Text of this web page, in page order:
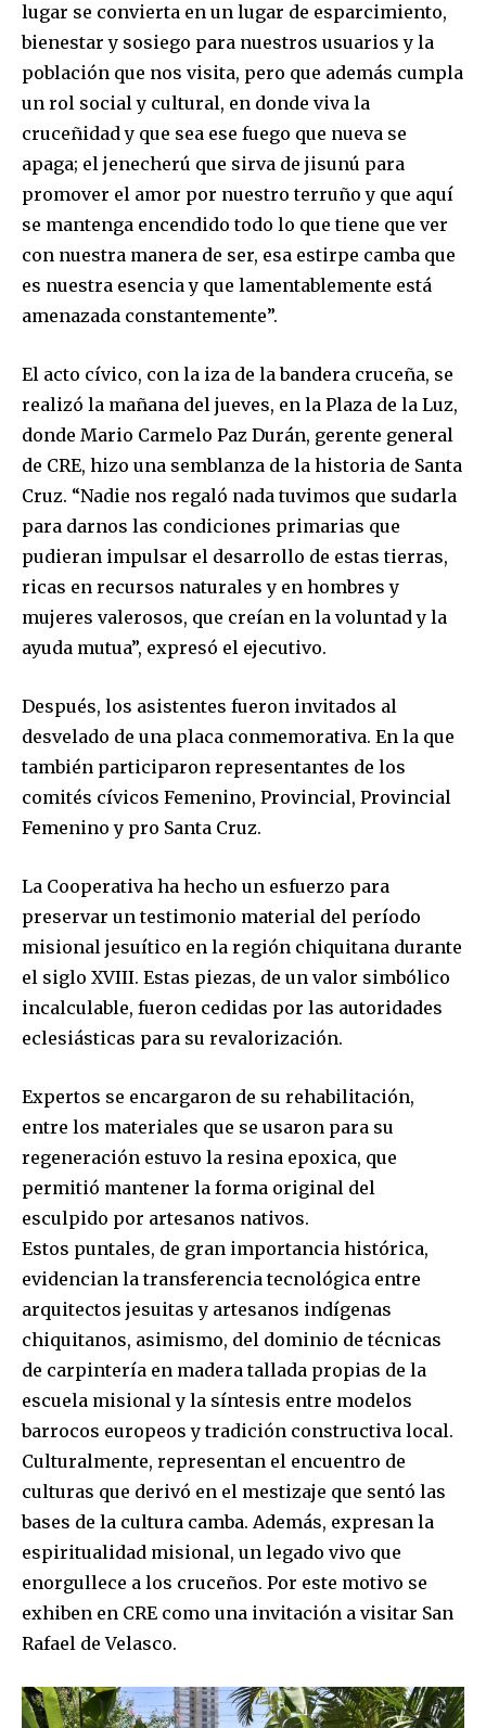
Join our community of
SUBSCRIBERS and be part of the
conversation.
To subscribe, simply enter your email address on our website
or click the subscribe button below. Don't worry, we respect
safe with us.
lugar se convierta en un lugar de esparcimiento,
bienestar y sosiego para nuestros usuarios y la
población que nos visita, pero que además cumpla
un rol social y cultural, en donde viva la
cruceñidad y que sea ese fuego que nueva se
apaga; el jenecherú que sirva de jisunú para
promover el amor por nuestro terruño y que aquí
se mantenga encendido todo lo que tiene que ver
con nuestra manera de ser, esa estirpe camba que
es nuestra esencia y que lamentablemente está
amenazada constantemente”.
El acto cívico, con la iza de la bandera cruceña, se
realizó la mañana del jueves, en la Plaza de la Luz,
donde Mario Carmelo Paz Durán, gerente general
de CRE, hizo una semblanza de la historia de Santa
Cruz. “Nadie nos regaló nada tuvimos que sudarla
para darnos las condiciones primarias que
pudieran impulsar el desarrollo de estas tierras,
ricas en recursos naturales y en hombres y
mujeres valerosos, que creían en la voluntad y la
ayuda mutua”, expresó el ejecutivo.
Después, los asistentes fueron invitados al
desvelado de una placa conmemorativa. En la que
también participaron representantes de los
comités cívicos Femenino, Provincial, Provincial
Femenino y pro Santa Cruz.
La Cooperativa ha hecho un esfuerzo para
preservar un testimonio material del período
misional jesuítico en la región chiquitana durante
el siglo XVIII. Estas piezas, de un valor simbólico
incalculable, fueron cedidas por las autoridades
eclesiásticas para su revalorización.
Expertos se encargaron de su rehabilitación,
entre los materiales que se usaron para su
regeneración estuvo la resina epoxica, que
permitió mantener la forma original del
esculpido por artesanos nativos.
Estos puntales, de gran importancia histórica,
evidencian la transferencia tecnológica entre
arquitectos jesuitas y artesanos indígenas
chiquitanos, asimismo, del dominio de técnicas
de carpintería en madera tallada propias de la
escuela misional y la síntesis entre modelos
barrocos europeos y tradición constructiva local.
Culturalmente, representan el encuentro de
culturas que derivó en el mestizaje que sentó las
bases de la cultura camba. Además, expresan la
espiritualidad misional, un legado vivo que
enorgullece a los cruceños. Por este motivo se
exhiben en CRE como una invitación a visitar San
Rafael de Velasco.